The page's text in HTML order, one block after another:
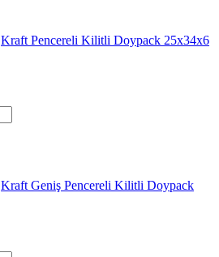
Kraft Pencereli Kilitli Doypack 25x34x6
Kraft Geniş Pencereli Kilitli Doypack